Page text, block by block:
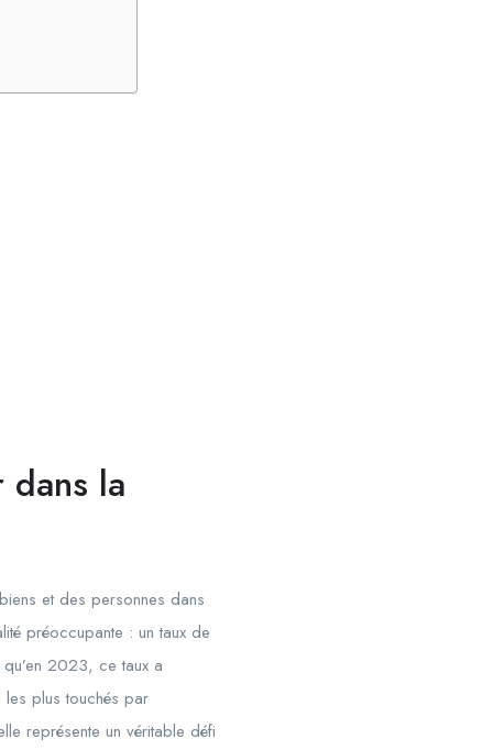
la
et des personnes dans
préoccupante : un taux de
2023, ce taux a
plus touchés par
représente un véritable défi